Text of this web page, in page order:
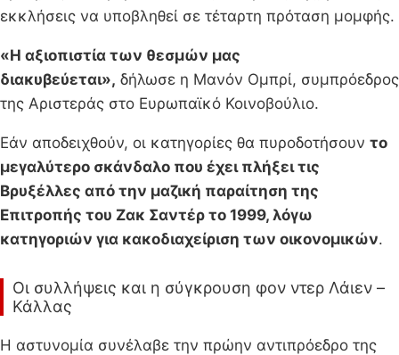
εκκλήσεις να υποβληθεί σε τέταρτη πρόταση μομφής.
«Η αξιοπιστία των θεσμών μας
διακυβεύεται», δήλωσε η Μανόν Ομπρί, συμπρόεδρος
της Αριστεράς στο Ευρωπαϊκό Κοινοβούλιο.
Εάν αποδειχθούν, οι κατηγορίες θα πυροδοτήσουν το
μεγαλύτερο σκάνδαλο που έχει πλήξει τις
Βρυξέλλες από την μαζική παραίτηση της
Επιτροπής του Ζακ Σαντέρ το 1999, λόγω
κατηγοριών για κακοδιαχείριση των οικονομικών.
Οι συλλήψεις και η σύγκρουση φον ντερ Λάιεν –
Κάλλας
Η αστυνομία συνέλαβε την πρώην αντιπρόεδρο της